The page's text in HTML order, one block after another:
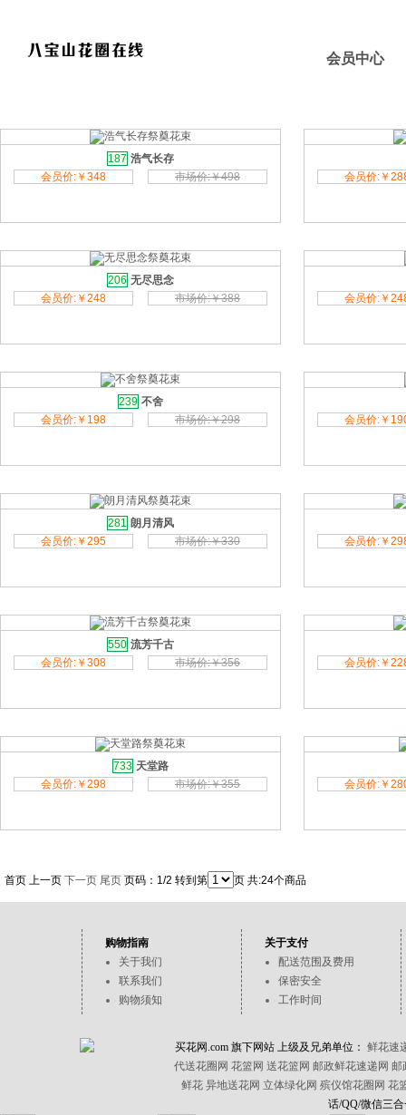
会员中心
187 浩气长存
会员价:￥348
市场价:￥498 会员价:￥
206 无尽思念
会员价:￥248
市场价:￥388 会员价:￥
239 不舍
会员价:￥198
市场价:￥298 会员价:￥
281 朗月清风
会员价:￥295
市场价:￥330 会员价:￥
550 流芳千古
会员价:￥308
市场价:￥356 会员价:￥
733 天堂路
会员价:￥298
市场价:￥355 会员价:￥
首页 上一页 下一页 尾页 页码：1/2 转到第 页 共:24个商品
购物指南
关于我们
联系我们
购物须知
关于支付
配送范围及费用
保密安全
工作时间
买花网.com 旗下网站 上级及兄弟单位： 鲜花速
代送花圈网 花篮网 送花篮网 邮政鲜花速递网 邮
鲜花 异地送花网 立体绿化网 殡仪馆花圈网 花
话/QQ/微信三